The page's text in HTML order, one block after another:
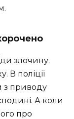
злочину.
В поліції
з приводу
А коли
про